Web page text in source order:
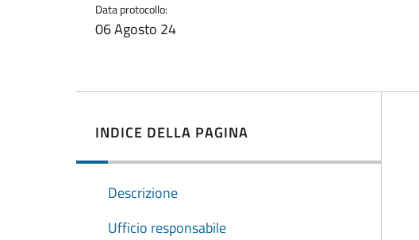
Data protocollo:
06 Agosto 24
INDICE DELLA PAGINA
Descrizione
Ufficio responsabile